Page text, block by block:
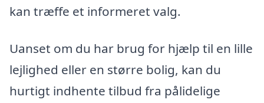
kan træffe et informeret valg.
Uanset om du har brug for hjælp til en lille
lejlighed eller en større bolig, kan du
hurtigt indhente tilbud fra pålidelige